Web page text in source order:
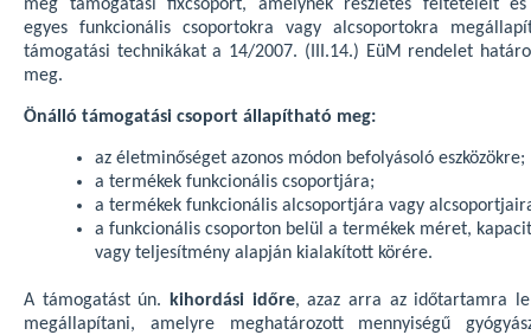
meg támogatási fixcsoport, amelynek részletes feltételeit
egyes funkcionális csoportokra vagy alcsoportokra
támogatási technikákat a 14/2007. (III.14.) EüM rendelet
meg.
Önálló támogatási csoport állapítható meg:
az életminőséget azonos módon befolyásoló eszközökre;
a termékek funkcionális csoportjára;
a termékek funkcionális alcsoportjára vagy
a funkcionális csoporton belül a termékek méret,
vagy teljesítmény alapján kialakított körére.
A támogatást ún. kihordási időre, azaz arra az időtartamra
megállapítani, amelyre meghatározott mennyiségű